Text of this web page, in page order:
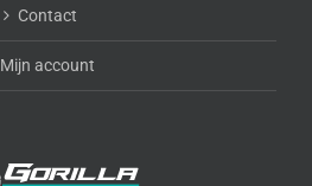
Contact
Mijn account